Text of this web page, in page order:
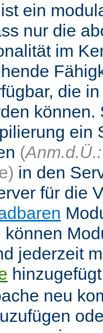
ein
nur die
im
die
ein
(Anm.d.Ü.:
in den
für die
jederzeit
neu